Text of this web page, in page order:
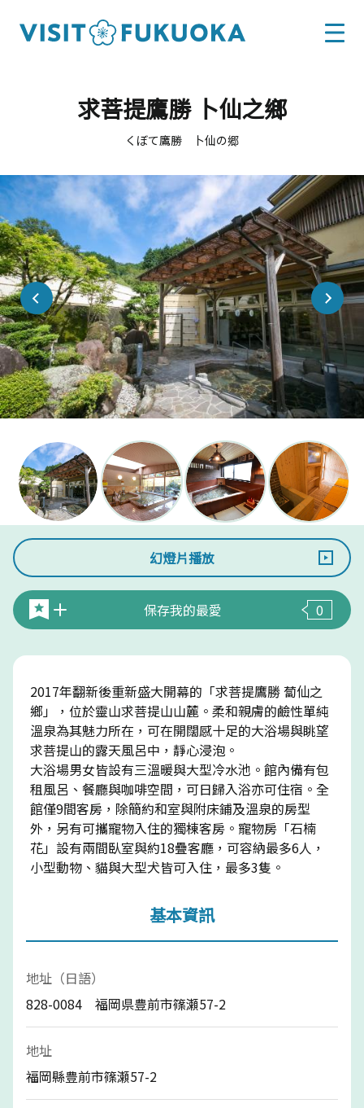
求菩提鷹勝 卜仙之鄉
くぼて鷹勝 卜仙の郷
幻燈片播放
保存我的最愛 0
2017年翻新後重新盛大開幕的「求菩提鷹勝 蔔仙之
鄉」，位於靈山求菩提山山麓。柔和親膚的鹼性單純
溫泉為其魅力所在，可在開闊感十足的大浴場與眺望
求菩提山的露天風呂中，靜心浸泡。
大浴場男女皆設有三溫暖與大型冷水池。館內備有包
租風呂、餐廳與咖啡空間，可日歸入浴亦可住宿。全
館僅9間客房，除簡約和室與附床鋪及溫泉的房型
外，另有可攜寵物入住的獨棟客房。寵物房「石楠
花」設有兩間臥室與約18疊客廳，可容納最多6人，
小型動物、貓與大型犬皆可入住，最多3隻。
基本資訊
地址（日語）
828-0084 福岡県豊前市篠瀬57-2
地址
福岡縣豊前市篠瀬57-2